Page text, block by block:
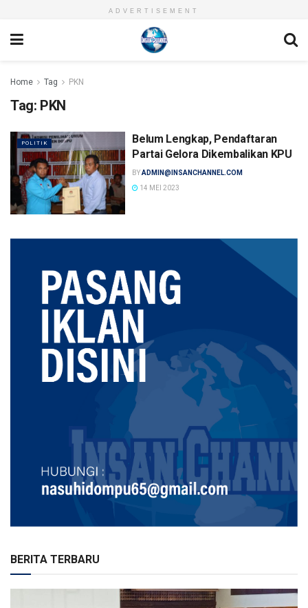
ADVERTISEMENT
Home Tag PKN
Tag: PKN
POLITIK
Belum Lengkap, Pendaftaran
Partai Gelora Dikembalikan KPU
BYADMIN@INSANCHANNEL.COM
14 MEI 2023
BERITA TERBARU